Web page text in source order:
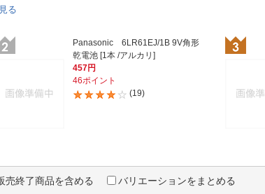
る
Panasonic 6LR61EJ/1B 9V角形
乾電池 [1本 /アルカリ]
457円
46ポイント
(19)
売終了商品を含める バリエーションをまとめる